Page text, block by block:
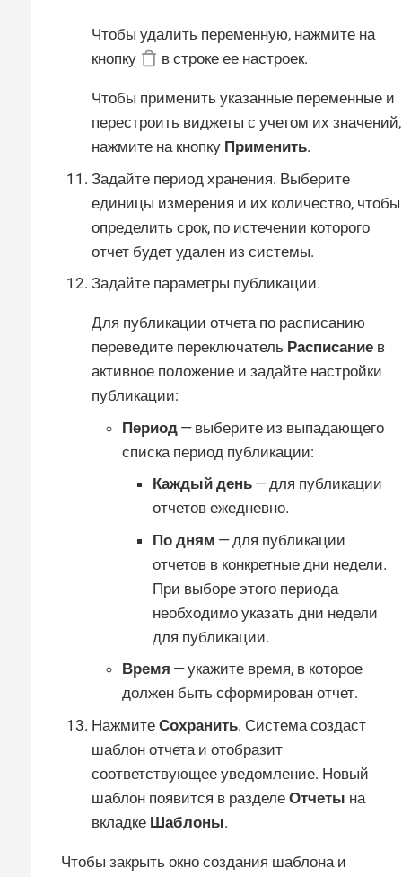
Чтобы удалить переменную, нажмите на
кнопку
в строке ее настроек.
Чтобы применить указанные переменные и
перестроить виджеты с учетом их значений,
нажмите на кнопку Применить.
Задайте период хранения. Выберите
единицы измерения и их количество, чтобы
определить срок, по истечении которого
отчет будет удален из системы.
Задайте параметры публикации.
Для публикации отчета по расписанию
переведите переключатель Расписание в
активное положение и задайте настройки
публикации:
Период — выберите из выпадающего
списка период публикации:
Каждый день — для публикации
отчетов ежедневно.
По дням — для публикации
отчетов в конкретные дни недели.
При выборе этого периода
необходимо указать дни недели
для публикации.
Время — укажите время, в которое
должен быть сформирован отчет.
Нажмите Сохранить. Система создаст
шаблон отчета и отобразит
соответствующее уведомление. Новый
шаблон появится в разделе Отчеты на
вкладке Шаблоны.
Чтобы закрыть окно создания шаблона и